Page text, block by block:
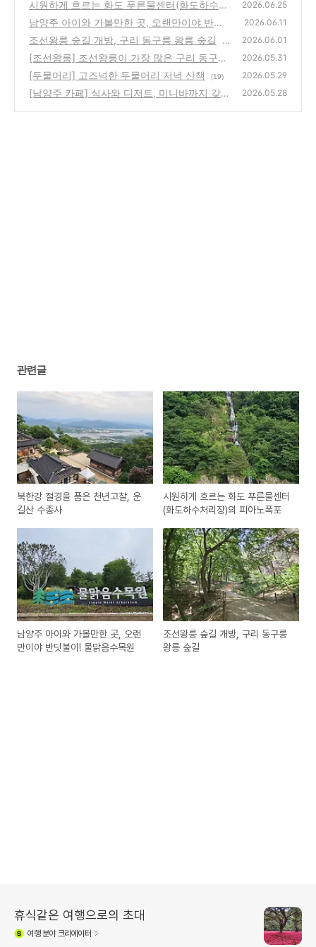
(19)
시원하게 흐르는 화도 푸른물센터(화도하수처
리장)의 피아노폭포
(12)
2026.06.25
남양주 아이와 가볼만한 곳, 오랜만이야 반딧
불이! 물맑음수목원
(14)
2026.06.11
조선왕릉 숲길 개방, 구리 동구릉 왕릉 숲길
(1
4)
2026.06.01
[조선왕릉] 조선왕릉이 가장 많은 구리 동구릉
(입장료 및 주차장 정보)
(10)
2026.05.31
[두물머리] 고즈넉한 두물머리 저녁 산책 (19) 2026.05.29
[남양주 카페] 식사와 디저트, 미니바까지 갖춘
2026.05.28
관련글
북한강 절경을 품은 천년고찰, 운
길산 수종사
시원하게 흐르는 화도 푸른물센터
(화도하수처리장)의 피아노폭포
남양주 아이와 가볼만한 곳, 오랜
만이야 반딧불이! 물맑음수목원
조선왕릉 숲길 개방, 구리 동구릉
왕릉 숲길
휴식같은 여행으로의 초대
여행분야 크리에이터